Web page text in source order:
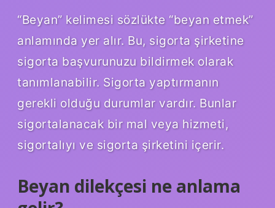
“Beyan” kelimesi sözlükte “beyan etmek”
anlamında yer alır. Bu, sigorta şirketine
sigorta başvurunuzu bildirmek olarak
tanımlanabilir. Sigorta yaptırmanın
gerekli olduğu durumlar vardır. Bunlar
sigortalanacak bir mal veya hizmeti,
sigortalıyı ve sigorta şirketini içerir.
Beyan dilekçesi ne anlama